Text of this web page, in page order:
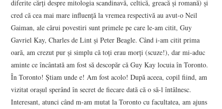
diferite cărţi despre mitologia scandinavă, celtică, greacă şi romană) şi
cred că cea mai mare influenţă la vremea respectivă au avut-o Neil
Gaiman, ale cărui povestiri sunt primele pe care le-am citit, Guy
Gavriel Kay, Charles de Lint şi Peter Beagle. Când i-am citit prima
oară, am crezut pur şi simplu că toţi erau morţi (scuze!), dar mi-aduc
aminte ce încântată am fost să descopăr că Guy Kay locuia în Toronto.
În Toronto! Ştiam unde e! Am fost acolo! După aceea, copil fiind, am
vizitat oraşul sperând în secret de fiecare dată că o să-l întâlnesc.
Interesant, atunci când m-am mutat la Toronto cu facultatea, am ajuns